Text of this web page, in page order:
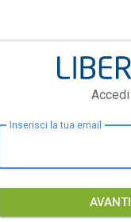
Accedi
Inserisci la tua email
AVANTI